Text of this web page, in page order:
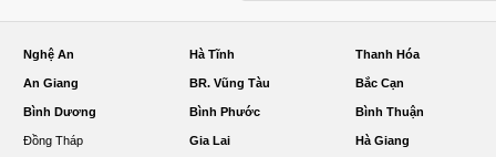
Nghệ An Hà Tĩnh Thanh Hóa
An Giang BR. Vũng Tàu Bắc Cạn
Bình Dương Bình Phước Bình Thuận
Đồng Tháp Gia Lai Hà Giang